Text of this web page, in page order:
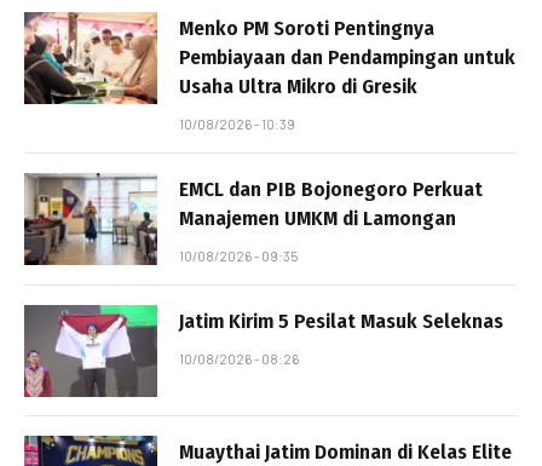
Menko PM Soroti Pentingnya
Pembiayaan dan Pendampingan untuk
Usaha Ultra Mikro di Gresik
10/08/2026 - 10:39
EMCL dan PIB Bojonegoro Perkuat
Manajemen UMKM di Lamongan
10/08/2026 - 09:35
Jatim Kirim 5 Pesilat Masuk Seleknas
10/08/2026 - 08:26
Muaythai Jatim Dominan di Kelas Elite